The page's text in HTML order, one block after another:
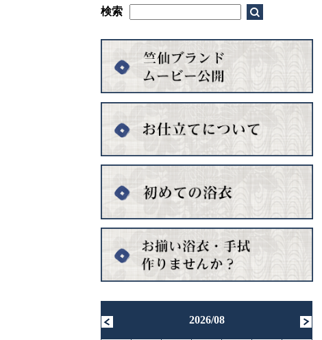
2026/08